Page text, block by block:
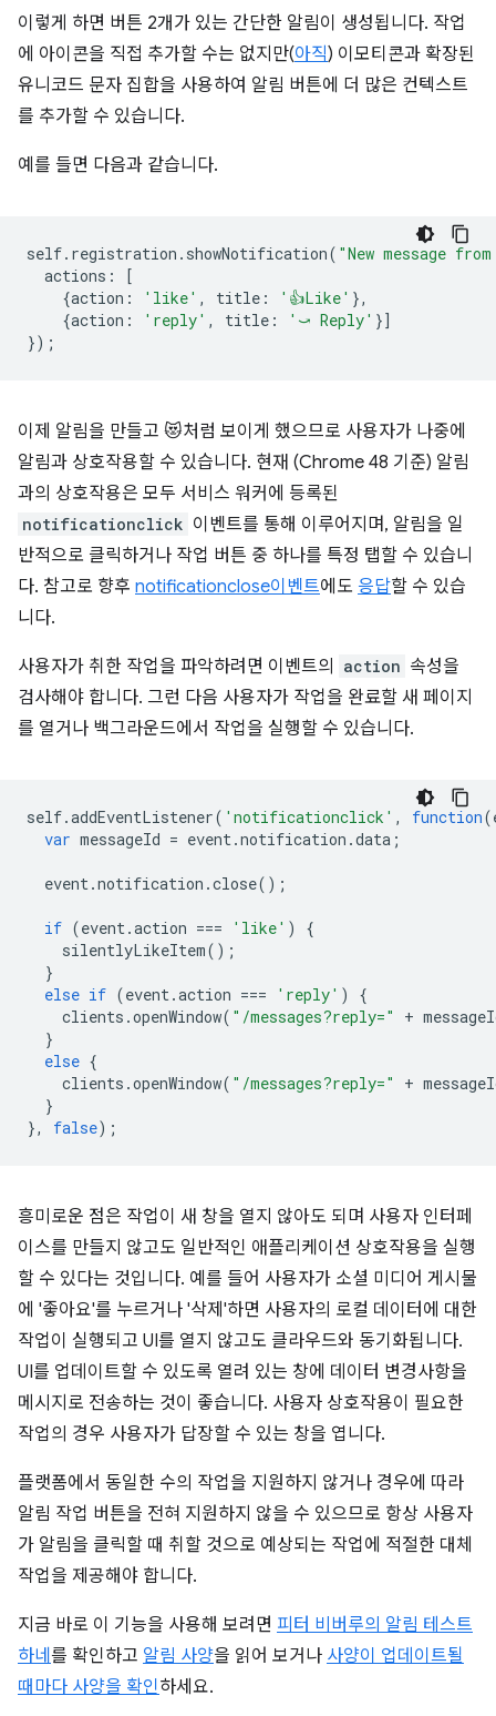
이렇게 하면 버튼 2개가 있는 간단한 알림이 생성됩니다. 작업
에 아이콘을 직접 추가할 수는 없지만(아직) 이모티콘과 확장된
유니코드 문자 집합을 사용하여 알림 버튼에 더 많은 컨텍스트
를 추가할 수 있습니다.
예를 들면 다음과 같습니다.
self. registration . showNotification( "New message
actions :
[
{action : 'like' , title : '👍Like' },
{action : 'reply' , title : '⤻ Reply' }]
});
이제 알림을 만들고 😻처럼 보이게 했으므로 사용자가 나중에
알림과 상호작용할 수 있습니다. 현재 (Chrome 48 기준) 알림
과의 상호작용은 모두 서비스 워커에 등록된
notificationclick 이벤트를 통해 이루어지며, 알림을 일
반적으로 클릭하거나 작업 버튼 중 하나를 특정 탭할 수 있습니
다. 참고로 향후 notificationclose이벤트에도 응답할 수 있습
니다.
사용자가 취한 작업을 파악하려면 이벤트의 action 속성을
검사해야 합니다. 그런 다음 사용자가 작업을 완료할 새 페이지
를 열거나 백그라운드에서 작업을 실행할 수 있습니다.
self.addEventListener( 'notificationclick' , function(
var messageId = event.notification .data ;
event.notification .close();
if (event.action === 'like' )
{
silentlyLikeItem();
}
else if (event.action === 'reply' )
{
clients .openWindow( "/messages?reply=" +
}
else {
clients .openWindow( "/messages?reply=" +
}
},
false);
흥미로운 점은 작업이 새 창을 열지 않아도 되며 사용자 인터페
이스를 만들지 않고도 일반적인 애플리케이션 상호작용을 실행
할 수 있다는 것입니다. 예를 들어 사용자가 소셜 미디어 게시물
에 '좋아요'를 누르거나 '삭제'하면 사용자의 로컬 데이터에 대한
작업이 실행되고 UI를 열지 않고도 클라우드와 동기화됩니다.
UI를 업데이트할 수 있도록 열려 있는 창에 데이터 변경사항을
메시지로 전송하는 것이 좋습니다. 사용자 상호작용이 필요한
작업의 경우 사용자가 답장할 수 있는 창을 엽니다.
플랫폼에서 동일한 수의 작업을 지원하지 않거나 경우에 따라
알림 작업 버튼을 전혀 지원하지 않을 수 있으므로 항상 사용자
가 알림을 클릭할 때 취할 것으로 예상되는 작업에 적절한 대체
작업을 제공해야 합니다.
지금 바로 이 기능을 사용해 보려면 피터 비버루의 알림 테스트
하네 를 확인하고 알림 사양을 읽어 보거나 사양이 업데이트될
때마다 사양을 확인하세요.